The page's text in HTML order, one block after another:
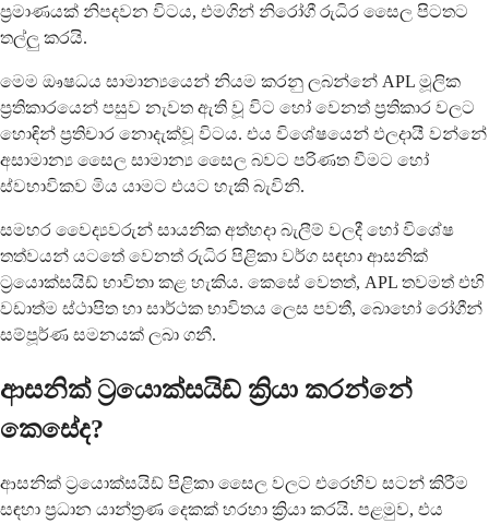
ප්‍රමාණයක් නිපදවන විටය, එමගින් නිරෝගී රුධිර සෛල පිටතට
තල්ලු කරයි.
මෙම ඖෂධය සාමාන්‍යයෙන් නියම කරනු ලබන්නේ APL මූලික
ප්‍රතිකාරයෙන් පසුව නැවත ඇති වූ විට හෝ වෙනත් ප්‍රතිකාර වලට
හොඳින් ප්‍රතිචාර නොදැක්වූ විටය. එය විශේෂයෙන් ඵලදායී වන්නේ
අසාමාන්‍ය සෛල සාමාන්‍ය සෛල බවට පරිණත වීමට හෝ
ස්වභාවිකව මිය යාමට එයට හැකි බැවිනි.
සමහර වෛද්‍යවරුන් සායනික අත්හදා බැලීම් වලදී හෝ විශේෂ
තත්වයන් යටතේ වෙනත් රුධිර පිළිකා වර්ග සඳහා ආසනික්
ට්‍රයොක්සයිඩ් භාවිතා කළ හැකිය. කෙසේ වෙතත්, APL තවමත් එහි
වඩාත්ම ස්ථාපිත හා සාර්ථක භාවිතය ලෙස පවතී, බොහෝ රෝගීන්
සම්පූර්ණ සමනයක් ලබා ගනී.
ආසනික් ට්‍රයොක්සයිඩ් ක්‍රියා කරන්නේ
කෙසේද?
ආසනික් ට්‍රයොක්සයිඩ් පිළිකා සෛල වලට එරෙහිව සටන් කිරීම
සඳහා ප්‍රධාන යාන්ත්‍රණ දෙකක් හරහා ක්‍රියා කරයි. පළමුව, එය